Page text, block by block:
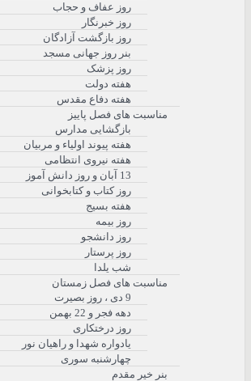
روز عفاف و حجاب
روز خبرنگار
روز بازگشت آزادگان
بنر روز جهانی مسجد
روز پزشک
هفته دولت
هفته دفاع مقدس
مناسبت های فصل پاییز
بازگشایی مدارس
هفته پیوند اولیاء و مربیان
هفته نیروی انتظامی
روز کتاب و کتابخوانی
هفته بسیج
روز بیمه
روز دانشجو
روز پرستار
شب یلدا
مناسبت های فصل زمستان
دهه فجر و 22 بهمن
روز درختکاری
یادواره شهدا و راهیان نور
چهارشنبه سوری
بنر خیر مقدم